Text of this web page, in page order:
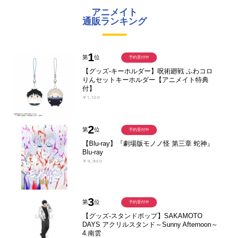
アニメイト
通販ランキング
第1位
【グッズ-キーホルダー】呪術廻戦 ふわコロ
りんセットキーホルダー【アニメイト特典
付】
￥1,100
予約受付中
第2位
【Blu-ray】『劇場版モノノ怪 第三章 蛇神』
Blu-ray
￥9,900
予約受付中
第3位
【グッズ-スタンドポップ】SAKAMOTO
DAYS アクリルスタンド～Sunny Afternoon～
4.南雲
予約受付中